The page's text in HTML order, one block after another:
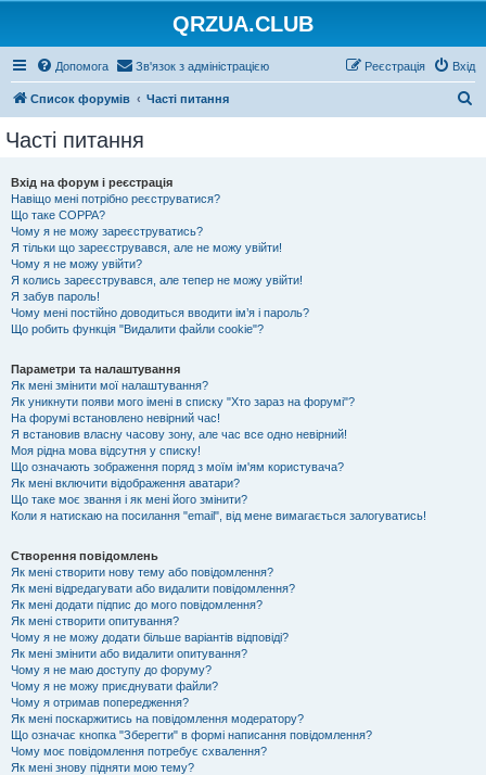
QRZUA.CLUB
Допомога Зв'язок з адміністрацією Вхід
Реєстрація
Список форумів Часті питання
Часті питання
Вхід на форум і реєстрація
Навіщо мені потрібно реєструватися?
Що таке COPPA?
Чому я не можу зареєструватись?
Я тільки що зареєструвався, але не можу увійти!
Чому я не можу увійти?
Я колись зареєструвався, але тепер не можу увійти!
Я забув пароль!
Чому мені постійно доводиться вводити ім’я і пароль?
Що робить функція "Видалити файли cookie"?
Параметри та налаштування
Як мені змінити мої налаштування?
Як уникнути появи мого імені в списку "Хто зараз на форумі"?
На форумі встановлено невірний час!
Я встановив власну часову зону, але час все одно невірний!
Моя рідна мова відсутня у списку!
Що означають зображення поряд з моїм ім'ям користувача?
Як мені включити відображення аватари?
Що таке моє звання і як мені його змінити?
Коли я натискаю на посилання "email", від мене вимагається залогуватись!
Створення повідомлень
Як мені створити нову тему або повідомлення?
Як мені відредагувати або видалити повідомлення?
Як мені додати підпис до мого повідомлення?
Як мені створити опитування?
Чому я не можу додати більше варіантів відповіді?
Як мені змінити або видалити опитування?
Чому я не маю доступу до форуму?
Чому я не можу приєднувати файли?
Чому я отримав попередження?
Як мені поскаржитись на повідомлення модератору?
Що означає кнопка "Зберегти" в формі написання повідомлення?
Чому моє повідомлення потребує схвалення?
Як мені знову підняти мою тему?